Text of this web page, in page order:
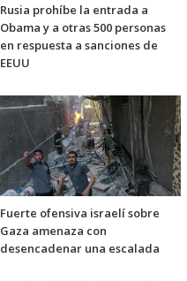
Rusia prohíbe la entrada a
Obama y a otras 500 personas
en respuesta a sanciones de
EEUU
Fuerte ofensiva israelí sobre
Gaza amenaza con
desencadenar una escalada